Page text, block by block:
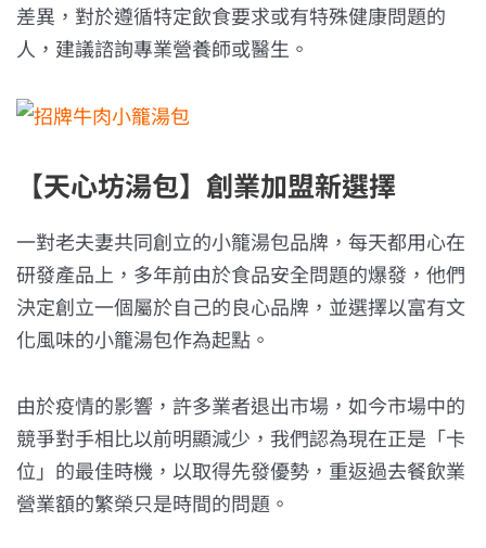
差異，對於遵循特定飲食要求或有特殊健康問題的
人，建議諮詢專業營養師或醫生。
【天心坊湯包】創業加盟新選擇
一對老夫妻共同創立的小籠湯包品牌，每天都用心在
研發產品上，多年前由於食品安全問題的爆發，他們
決定創立一個屬於自己的良心品牌，並選擇以富有文
化風味的小籠湯包作為起點。
由於疫情的影響，許多業者退出市場，如今市場中的
競爭對手相比以前明顯減少，我們認為現在正是「卡
位」的最佳時機，以取得先發優勢，重返過去餐飲業
營業額的繁榮只是時間的問題。